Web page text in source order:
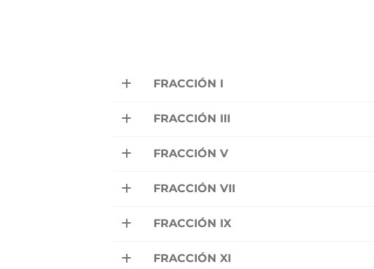
FRACCIÓN I
FRACCIÓN III
FRACCIÓN V
FRACCIÓN VII
FRACCIÓN IX
FRACCIÓN XI